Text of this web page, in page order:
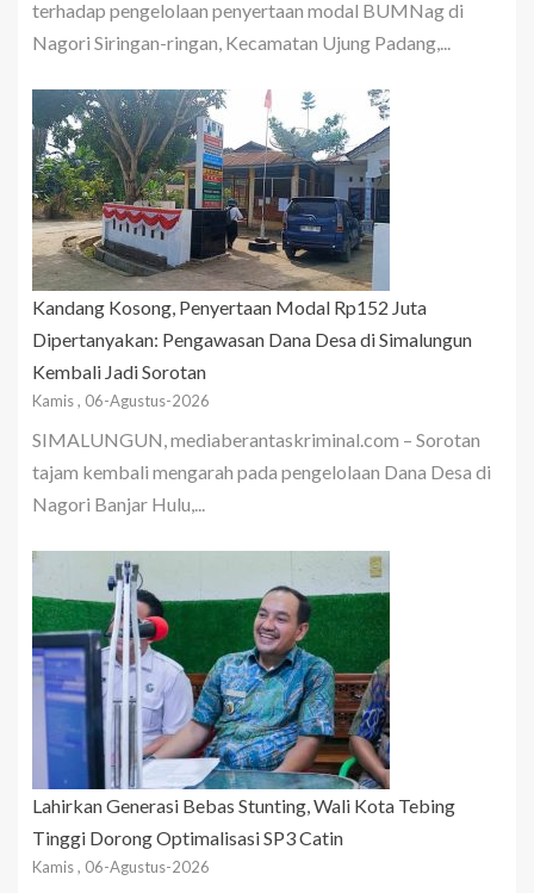
terhadap pengelolaan penyertaan modal BUMNag di
Nagori Siringan-ringan, Kecamatan Ujung Padang,...
Kandang Kosong, Penyertaan Modal Rp152 Juta
Dipertanyakan: Pengawasan Dana Desa di Simalungun
Kembali Jadi Sorotan
Kamis , 06-Agustus-2026
SIMALUNGUN, mediaberantaskriminal.com – Sorotan
tajam kembali mengarah pada pengelolaan Dana Desa di
Nagori Banjar Hulu,...
Lahirkan Generasi Bebas Stunting, Wali Kota Tebing
Tinggi Dorong Optimalisasi SP3 Catin
Kamis , 06-Agustus-2026